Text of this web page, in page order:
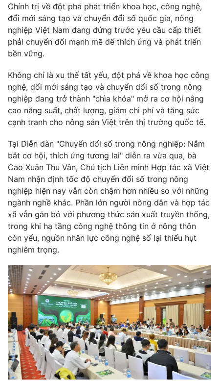
Chuyên mục khác
Emagazine Podcast
Photo
Video Shorts video
VTV Money VTV Thể thao
VTV Sức khoẻ Bất động sản
Thị trường 24h Tấm lòng Việt
VTV4 Vươn mình bằng AI
VTV9 VTV8
Liên hệ tòa soạn
THỜI BÁO VTV
Theo dõi báo trên
Cơ quan chủ quản:Đài Truyền hình Việt Nam
Cơ quan báo chí:Thời báo VTV
Chính trị về đột phá phát triển khoa học, công nghệ,
đổi mới sáng tạo và chuyển đổi số quốc gia, nông
nghiệp Việt Nam đang đứng trước yêu cầu cấp thiết
phải chuyển đổi mạnh mẽ để thích ứng và phát triển
bền vững.
Không chỉ là xu thế tất yếu, đột phá về khoa học công
nghệ, đổi mới sáng tạo và chuyển đổi số trong nông
nghiệp đang trở thành "chìa khóa" mở ra cơ hội nâng
cao năng suất, chất lượng, giảm chi phí và tăng sức
cạnh tranh cho nông sản Việt trên thị trường quốc tế.
Tại Diễn đàn "Chuyển đổi số trong nông nghiệp: Nắm
bắt cơ hội, thích ứng tương lai" diễn ra vừa qua, bà
Cao Xuân Thu Vân, Chủ tịch Liên minh Hợp tác xã Việt
Nam nhận định tốc độ chuyển đổi số trong nông
nghiệp hiện nay vẫn còn chậm hơn nhiều so với những
ngành nghề khác. Phần lớn người nông dân và hợp tác
xã vẫn gắn bó với phương thức sản xuất truyền thống,
trong khi hạ tầng công nghệ thông tin ở nông thôn
còn yếu, nguồn nhân lực công nghệ số lại thiếu hụt
nghiêm trọng.